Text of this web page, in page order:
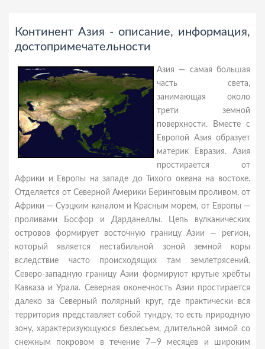
Континент Азия - описание, информация,
достопримечательности
Азия — самая большая
часть света,
занимающая около
трети земной
поверхности. Вместе с
Европой Азия образует
материк Евразия. Азия
простирается от
Африки и Европы на западе до Тихого океана на востоке.
Отделяется от Северной Америки Беринговым проливом, от
Африки — Суэцким каналом и Красным морем, от Европы —
проливами Босфор и Дарданеллы. Цепь вулканических
островов формирует восточную границу Азии — регион,
который является нестабильной зоной земной коры
вследствие часто происходящих там землетрясений.
Северо-западную границу Азии формируют крутые хребты
Кавказа и Урала. Северная оконечность Азии простирается
далеко за Северный полярный круг, где практически вся
территория представляет собой тундру, то есть природную
зону, характеризующуюся безлесьем, длительной зимой со
снежным покровом в течение 7—9 месяцев и широким